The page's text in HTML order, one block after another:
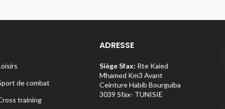
de combat
training
ADRESSE
Siège Sfax: Rte Kaied
Mhamed Km3 Avant
Ceinture Habib Bourguiba
3039 Sfax- TUNISIE